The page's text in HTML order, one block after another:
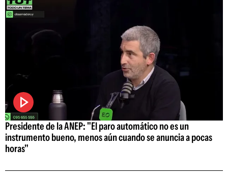
Presidente de la ANEP: "El paro automático no es un
instrumento bueno, menos aún cuando se anuncia a pocas
horas"